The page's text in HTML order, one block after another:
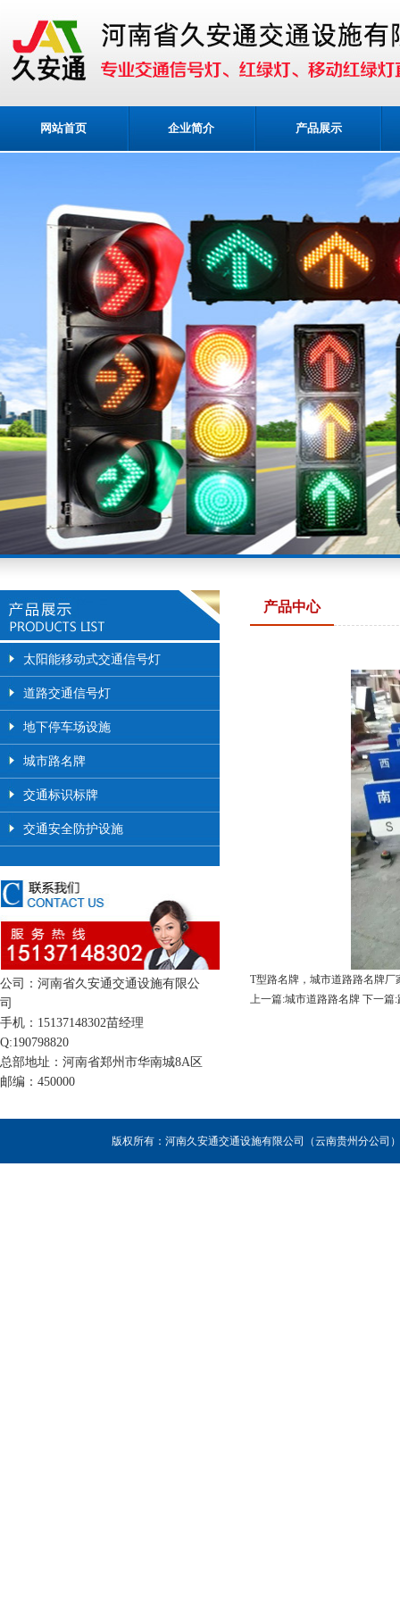
网站首页 企业简介 产品展示
太阳能移动式交通信号灯
道路交通信号灯
地下停车场设施
城市路名牌
交通标识标牌
交通安全防护设施
公司：河南省久安通交通设施有限公
司
手机：15137148302苗经理
Q:190798820
总部地址：河南省郑州市华南城8A区
邮编：450000
产品中心
T型路名牌，城市道路路名牌厂
上一篇:城市道路路名牌 下一篇
版权所有：河南久安通交通设施有限公司（云南贵州分公司
业务咨询